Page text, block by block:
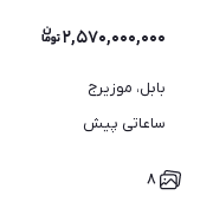
۲,۵۷۰,۰۰۰,۰۰۰
بابل، موزیرج
ساعاتی پیش
۸